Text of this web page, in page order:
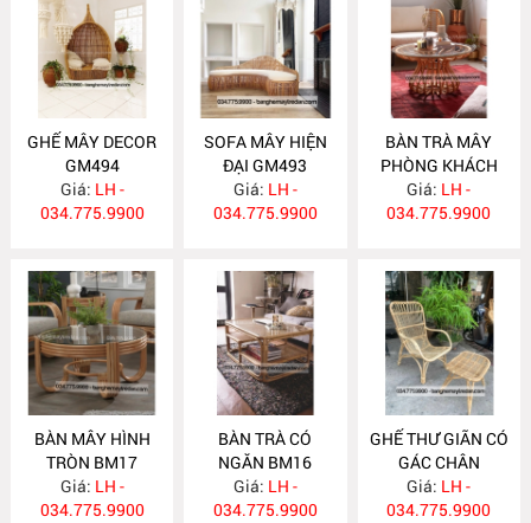
GHẾ MÂY DECOR
GM494
Giá: LH -
034.775.9900
SOFA MÂY HIỆN
ĐẠI GM493
Giá: LH -
034.775.9900
BÀN TRÀ MÂY
PHÒNG KHÁCH
HIỆN ĐẠI BM18
Giá: LH -
034.775.9900
BÀN MÂY HÌNH
TRÒN BM17
Giá: LH -
034.775.9900
BÀN TRÀ CÓ
NGĂN BM16
Giá: LH -
034.775.9900
GHẾ THƯ GIÃN CÓ
GÁC CHÂN
GM492
Giá: LH -
034.775.9900